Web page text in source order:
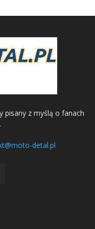
z myślą o fanach
detal.pl